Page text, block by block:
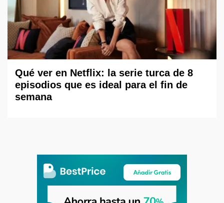
Qué ver en Netflix: la serie turca de 8
episodios que es ideal para el fin de
semana